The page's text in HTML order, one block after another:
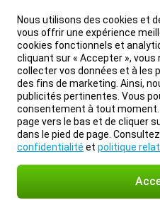
Nous utilisons des cookies et
vous offrir une expérience
cookies fonctionnels et
cliquant sur « Accepter »,
collecter vos données et à les
des fins de marketing. Ainsi,
publicités pertinentes. Vous
consentement à tout
page vers le bas et de cliquer
dans le pied de page.
confidentialité et politique